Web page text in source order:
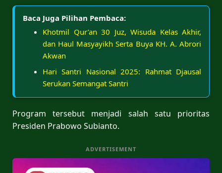
Baca Juga Pilihan Pembaca:
Khotmil Qur’an 30 Juz, Wisuda Kelas Akhir,
dan Haul Masyayikh Serta Buya KH. A. Abrori
Akwan
Hari Santri Nasional 2025: Rahmat Djausal
Serukan Semangat Santri
Program tersebut menjadi salah satu prioritas
Presiden Prabowo Subianto.
ADVERTISEMENT